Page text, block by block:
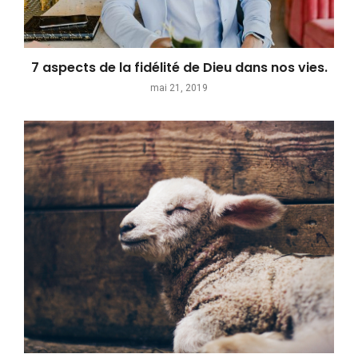
7 aspects de la fidélité de Dieu dans nos vies.
mai 21, 2019